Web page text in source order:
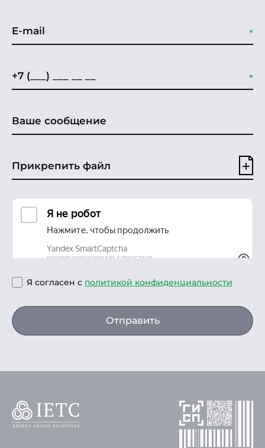
Прикрепить файл
Я согласен с политикой конфиденциальности
Отправить